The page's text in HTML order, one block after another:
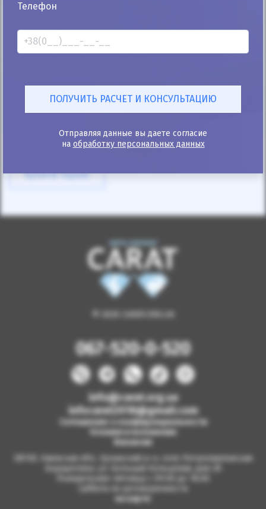
Toyota Aurion 2008
319к
Автомат
Газ/Бензин
ID: 376180
Купити Toyota
067-520-0-520
info@carat.org.ua
infocarat2018@gmail.com
Соглашение о конфиденциальности
Условия и положения
Вакансии
08130, Киевская обл., Бучанский р-н, село Петропавловская
на карте
Телефон
Отправляя данные вы даете согласие
на обработку персональных данных